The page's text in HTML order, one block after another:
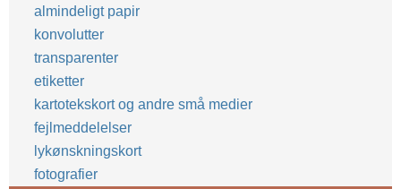
almindeligt papir
konvolutter
transparenter
etiketter
kartotekskort og andre små medier
fejlmeddelelser
lykønskningskort
fotografier